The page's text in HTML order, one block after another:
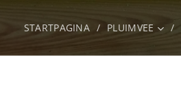
STARTPAGINA PLUIMVEE